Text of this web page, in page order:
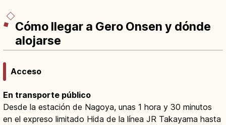
Cómo llegar a Gero Onsen y dónde
alojarse
Acceso
En transporte público
Desde la estación de Nagoya, unas 1 hora y 30 minutos
en el expreso limitado Hida de la línea JR Takayama hasta